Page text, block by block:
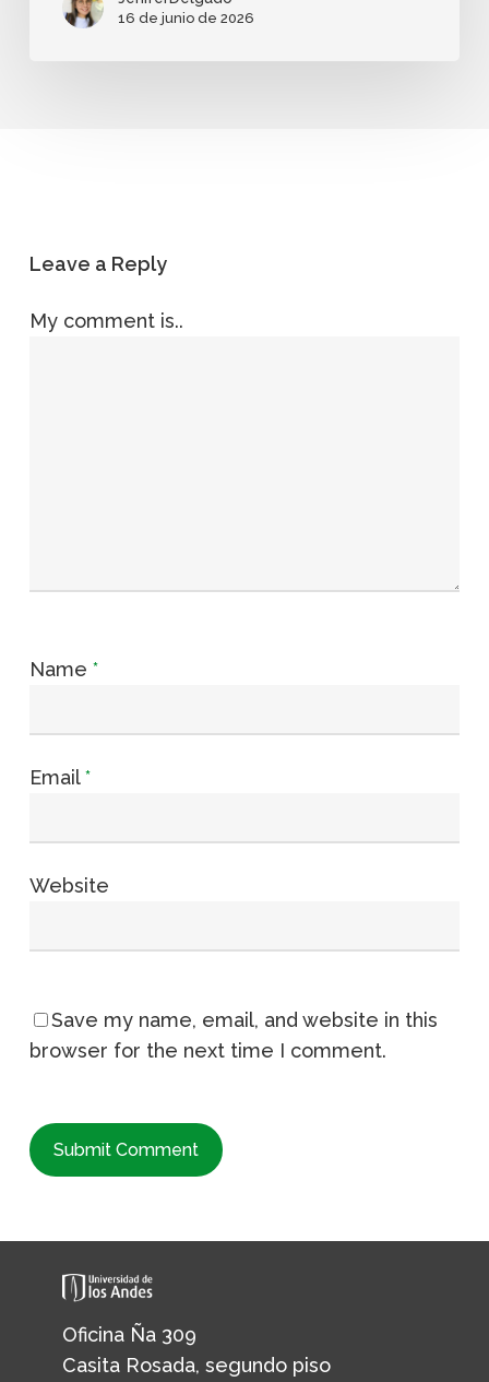
16 de junio de 2026
Leave a Reply
My comment is..
Name *
Email*
Website
Save my name, email, and website in this
browser for the next time I comment.
Oficina Ña 309
Casita Rosada, segundo piso